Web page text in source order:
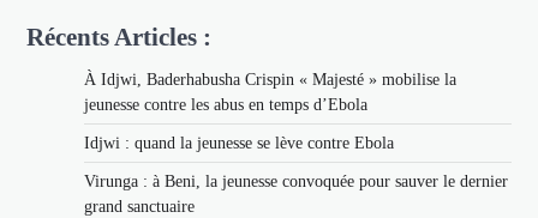
Récents Articles :
À Idjwi, Baderhabusha Crispin « Majesté » mobilise la
jeunesse contre les abus en temps d’Ebola
Idjwi : quand la jeunesse se lève contre Ebola
Virunga : à Beni, la jeunesse convoquée pour sauver le dernier
grand sanctuaire